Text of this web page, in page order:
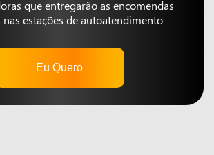
que entregarão as encomendas
nas estações de autoatendimento
Eu Quero